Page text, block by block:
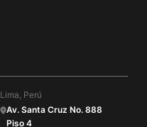
Lima, Perú
Av. Santa Cruz No. 888
Piso 4